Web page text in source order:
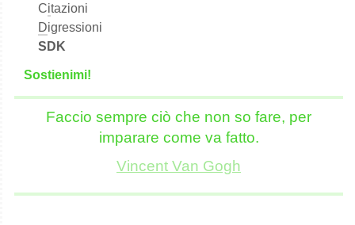
Citazioni
Digressioni
SDK
Sostienimi!
Faccio sempre ciò che non so fare, per
imparare come va fatto.
Vincent Van Gogh